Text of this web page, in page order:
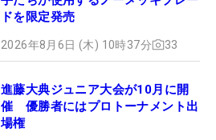
ドを限定発売
2026年8月6日 (木) 10時37分 33
進藤大典ジュニア大会が10月に開
催 優勝者にはプロトーナメント出
場権